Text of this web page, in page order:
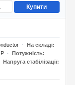
Купити
На складі
Потужність
Напруга стабілізації